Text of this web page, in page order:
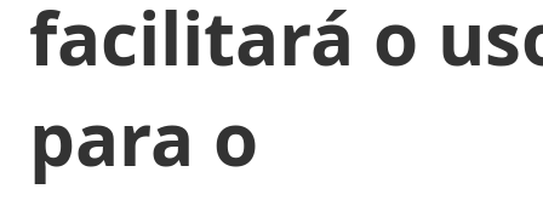
facilitará o
para o